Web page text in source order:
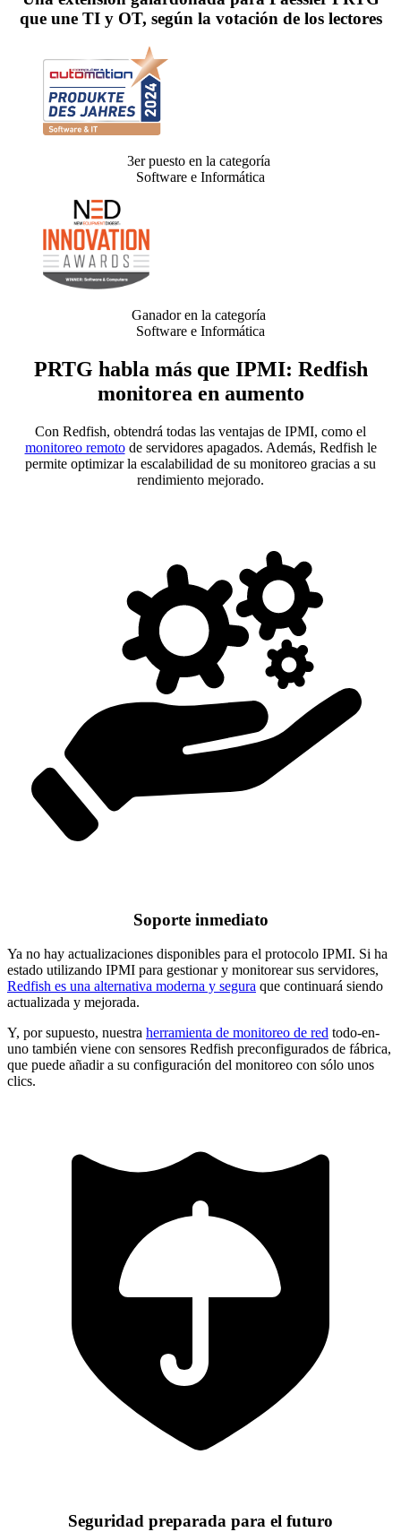
que une TI y OT, según la votación de los lectores
3er puesto en la categoría
Software e Informática
Ganador en la categoría
Software e Informática
PRTG habla más que IPMI: Redfish
monitorea en aumento
Con Redfish, obtendrá todas las ventajas de IPMI, como el
monitoreo remotode servidores apagados. Además, Redfish le
permite optimizar la escalabilidad de su monitoreo gracias a su
rendimiento mejorado.
Soporte inmediato
Ya no hay actualizaciones disponibles para el protocolo IPMI. Si ha
estado utilizando IPMI para gestionar y monitorear sus servidores,
Redfish es una alternativa moderna y segura que continuará siendo
actualizada y mejorada.
Y, por supuesto, nuestra herramienta de monitoreo de red todo-en-
uno también viene con sensores Redfish preconfigurados de fábrica,
que puede añadir a su configuración del monitoreo con sólo unos
clics.
Seguridad preparada para el futuro